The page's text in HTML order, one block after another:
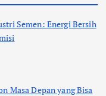
Semen: Energi Bersih
Masa Depan yang Bisa